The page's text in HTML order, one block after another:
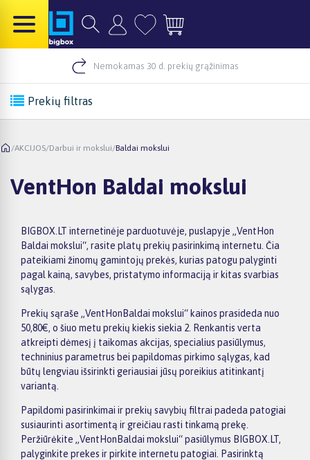
Nemokamas 30 d. prekių grąžinimas
Prekių filtras
/AKCIJOS/Darbui ir mokslui/Baldai mokslui
VentHon Baldai mokslui
BIGBOX.LT internetinėje parduotuvėje, puslapyje „VentHon
Baldai mokslui“, rasite platų prekių pasirinkimą internetu. Čia
pateikiami žinomų gamintojų prekės, kurias patogu palyginti
pagal kainą, savybes, pristatymo informaciją ir kitas svarbias
sąlygas.
Prekių sąraše „VentHonBaldai mokslui“ kainos prasideda nuo
50,80€, o šiuo metu prekių kiekis siekia 2. Renkantis verta
atkreipti dėmesį į taikomas akcijas, specialius pasiūlymus,
techninius parametrus bei papildomas pirkimo sąlygas, kad
būtų lengviau išsirinkti geriausiai jūsų poreikius atitinkantį
variantą.
Papildomi pasirinkimai ir prekių savybių filtrai padeda patogiai
susiaurinti asortimentą ir greičiau rasti tinkamą prekę.
Peržiūrėkite „VentHonBaldai mokslui“ pasiūlymus BIGBOX.LT,
palyginkite prekes ir pirkite internetu patogiai. Pasirinktą